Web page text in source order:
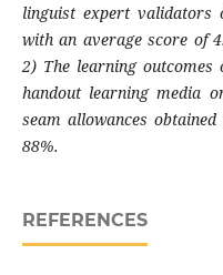
linguist expert validators
with an average score of
2) The learning outcomes
handout learning media
seam allowances
88%.
REFERENCES